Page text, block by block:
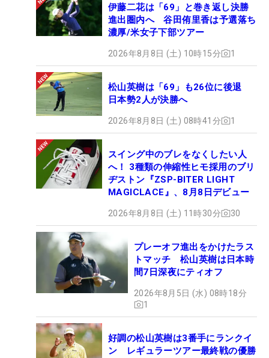
伊藤二花は「69」と巻き返し決勝
進出圏内へ 谷田侑里香は予選落ち
濃厚/米女子下部ツアー
2026年8月8日 (土) 10時15分 1
松山英樹は「69」も26位に後退
日本勢2人が決勝へ
2026年8月8日 (土) 08時41分 1
スイング中のブレをなくしたい人
へ！ 3種類の伸縮性ヒモ採用のブリ
ヂストン『ZSP-BITER LIGHT
MAGICLACE』、8月8日デビュー
2026年8月8日 (土) 11時30分 30
プレーオフ進出をかけたラス
トマッチ 松山英樹は日本時
間7日深夜にティオフ
2026年8月5日 (水) 08時18分
1
好調の松山英樹は3番手にランクイ
ン レギュラーツアー最終戦の優勝